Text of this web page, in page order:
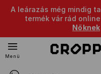
A leárazás még mindig
termék vár rád
Nőknek
Menü